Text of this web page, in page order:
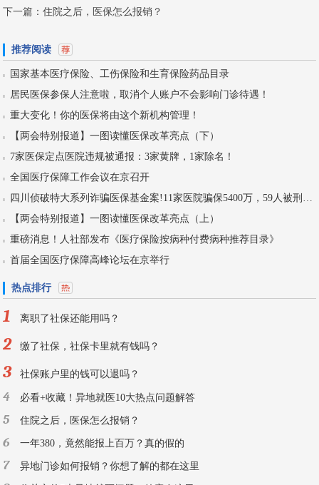
下一篇：住院之后，医保怎么报销？
推荐阅读
国家基本医疗保险、工伤保险和生育保险药品目录
居民医保参保人注意啦，取消个人账户不会影响门诊待遇！
重大变化！你的医保将由这个新机构管理！
【两会特别报道】一图读懂医保改革亮点（下）
7家医保定点医院违规被通报：3家黄牌，1家除名！
全国医疗保障工作会议在京召开
【两会特别报道】一图读懂医保改革亮点（上）
重磅消息！人社部发布《医疗保险按病种付费病种推荐目录》
首届全国医疗保障高峰论坛在京举行
热点排行
1 离职了社保还能用吗？
2 缴了社保，社保卡里就有钱吗？
3 社保账户里的钱可以退吗？
4 必看+收藏！异地就医10大热点问题解答
5 住院之后，医保怎么报销？
6 一年380，竟然能报上百万？真的假的
7 异地门诊如何报销？你想了解的都在这里